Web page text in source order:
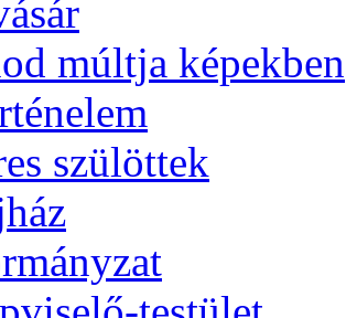
múltja képekben
szülöttek